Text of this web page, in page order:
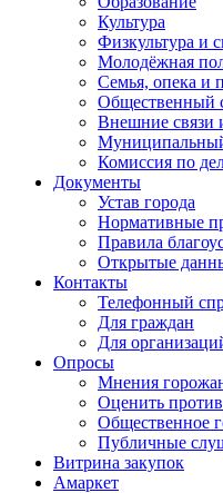
Культура
Физкультура и
Молодёжная
Семья, опека и
Общественный
Внешние связи
Комиссия по
Документы
Устав города
Нормативные
Правила
Открытые
Контакты
Телефонный
Для граждан
Для
Опросы
Мнения
Оценить
Общественное
Публичные
Витрина закупок
Амаркет